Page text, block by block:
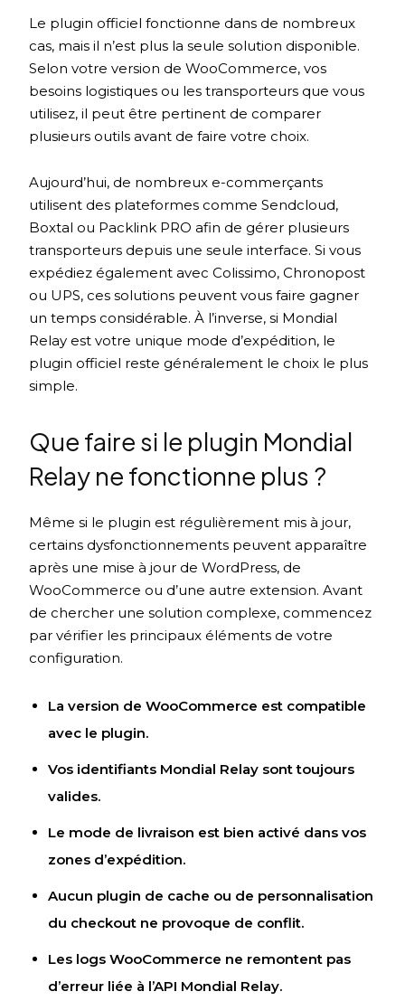
Le plugin officiel fonctionne dans de nombreux
cas, mais il n’est plus la seule solution disponible.
Selon votre version de WooCommerce, vos
besoins logistiques ou les transporteurs que vous
utilisez, il peut être pertinent de comparer
plusieurs outils avant de faire votre choix.
Aujourd’hui, de nombreux e-commerçants
utilisent des plateformes comme Sendcloud,
Boxtal ou Packlink PRO afin de gérer plusieurs
transporteurs depuis une seule interface. Si vous
expédiez également avec Colissimo, Chronopost
ou UPS, ces solutions peuvent vous faire gagner
un temps considérable. À l’inverse, si Mondial
Relay est votre unique mode d’expédition, le
plugin officiel reste généralement le choix le plus
simple.
Que faire si le plugin Mondial
Relay ne fonctionne plus ?
Même si le plugin est régulièrement mis à jour,
certains dysfonctionnements peuvent apparaître
après une mise à jour de WordPress, de
WooCommerce ou d’une autre extension. Avant
de chercher une solution complexe, commencez
par vérifier les principaux éléments de votre
configuration.
La version de WooCommerce est compatible
avec le plugin.
Vos identifiants Mondial Relay sont toujours
valides.
Le mode de livraison est bien activé dans vos
zones d’expédition.
Aucun plugin de cache ou de personnalisation
du checkout ne provoque de conflit.
Les logs WooCommerce ne remontent pas
d’erreur liée à l’API Mondial Relay.